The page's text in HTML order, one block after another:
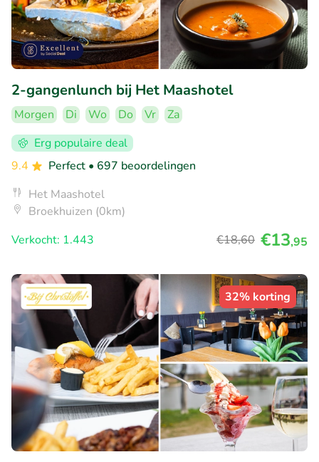
2-gangenlunch bij Het Maashotel
Morgen Di Wo Do Vr
Za
Erg populaire deal
9.4
Perfect • 697 beoordelingen
Het Maashotel
Broekhuizen (0km)
Verkocht: 1.443
€18,60 €13,95
32% korting